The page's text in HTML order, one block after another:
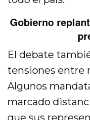
Gobierno
El debate
tensiones entre
Algunos
marcado
que sus